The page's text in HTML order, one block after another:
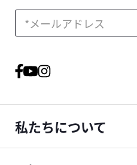
私たちについて